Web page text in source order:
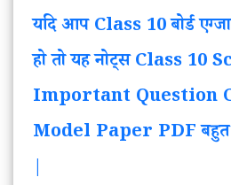
यदि आप Class 10 बोर्ड
हो तो यह नोट्स Class 10
Important Question
Model Paper PDF बहुत
|